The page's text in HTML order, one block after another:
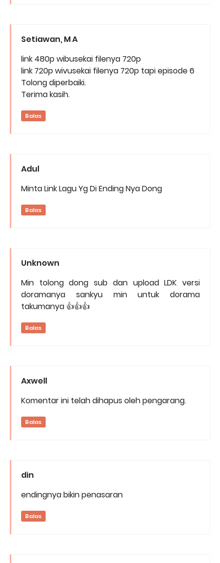
Setiawan, M A
link 480p wibusekai filenya 720p
link 720p wivusekai filenya 720p tapi episode 6
Tolong diperbaiki.
Terima kasih.
Balas
Adul
Minta Link Lagu Yg Di Ending Nya Dong
Balas
Unknown
Min tolong dong sub dan upload LDK versi
doramanya sankyu min untuk dorama
takumanya 👍👍👍
Balas
Axwell
Komentar ini telah dihapus oleh pengarang.
Balas
din
endingnya bikin penasaran
Balas